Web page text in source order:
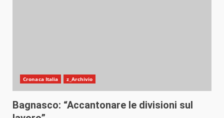
Cronaca Italia z_Archivio
Bagnasco: “Accantonare le divisioni sul